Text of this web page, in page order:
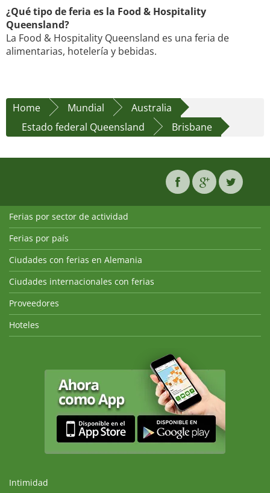
¿Qué tipo de feria es la Food & Hospitality
Queensland?
La Food & Hospitality Queensland es una feria de
alimentarias, hotelería y bebidas.
Home Mundial
Australia
Estado federal Queensland
Brisbane
Ferias por sector de actividad
Ferias por país
Ciudades con ferias en Alemania
Ciudades internacionales con ferias
Proveedores
Hoteles
Intimidad